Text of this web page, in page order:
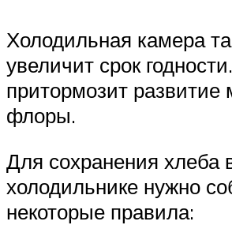
Холодильная камера
увеличит срок
притормозит развитие
флоры.
Для сохранения хлеба
холодильнике нужно
некоторые правила: